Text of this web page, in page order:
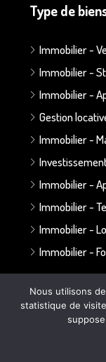
Type de
Immobilier -
Immobilier -
Immobilier -
Gestion
Immobilier -
Immobilier -
Immobilier -
Immobilier -
Immobilier -
Annonces
Secteur
Nous utilisons
statistique de